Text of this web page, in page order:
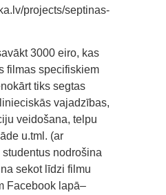
projects/septinas-
3000 eiro, kas
filmas specifiskiem
tiks segtas
vajadzības,
veidošana, telpu
u.tml. (ar
nodrošina
sekot līdzi filmu
Facebook lapā–